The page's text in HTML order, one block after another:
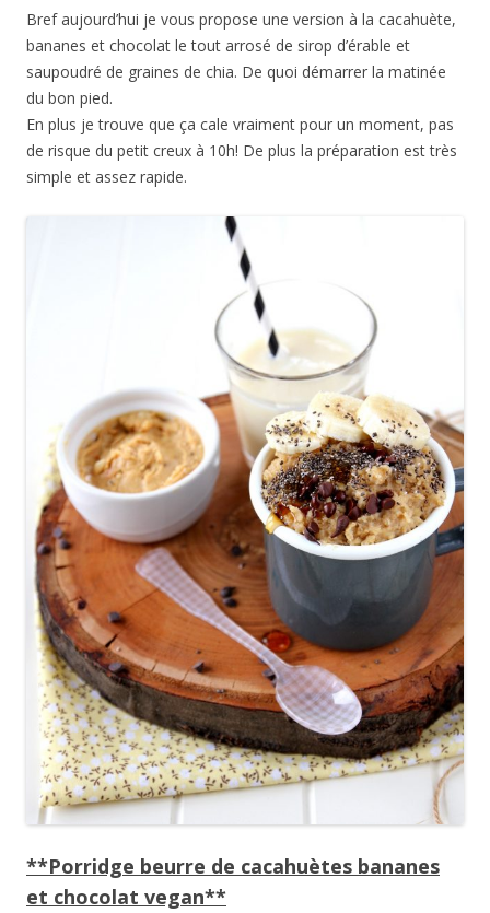
Bref aujourd’hui je vous propose une version à la cacahuète,
bananes et chocolat le tout arrosé de sirop d’érable et
saupoudré de graines de chia. De quoi démarrer la matinée
du bon pied.
En plus je trouve que ça cale vraiment pour un moment, pas
de risque du petit creux à 10h! De plus la préparation est très
simple et assez rapide.
**Porridge beurre de cacahuètes bananes
et chocolat vegan**